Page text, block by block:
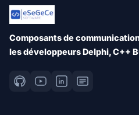
Composants de
les développeurs Delphi, C++